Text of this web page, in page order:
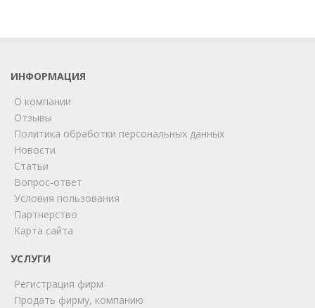
ИНФОРМАЦИЯ
О компании
Отзывы
Политика обработки персональных данных
Новости
Статьи
Вопрос-ответ
Условия пользования
Партнерство
Карта сайта
УСЛУГИ
Регистрация фирм
Продать фирму, компанию
online
Позвоните нам или свяжитесь с нами через любой
удобный мессенджер!